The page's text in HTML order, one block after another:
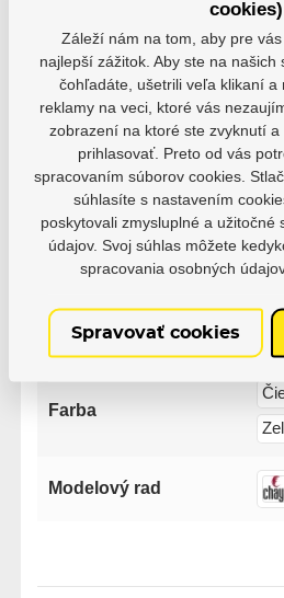
3
1
Parametre
Výrobce
Farba
Modelový rad
cookies)
Záleží nám na tom, aby pre
najlepší zážitok. Aby ste na našich
čohľadáte, ušetrili veľa klikaní a
reklamy na veci, ktoré vás
zobrazení na ktoré ste zvyknutí
prihlasovať. Preto od vás
spracovaním súborov cookies.
súhlasíte s nastavením
poskytovali zmysluplné a užitočné
údajov. Svoj súhlas môžete
spracovania osobných
Spravovať cookies